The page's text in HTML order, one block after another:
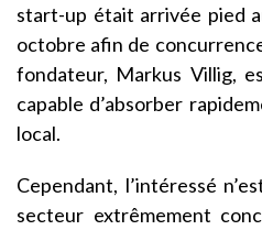
start-up était arrivée pied
octobre afin de
fondateur, Markus Villig,
capable d’absorber
local.
Cependant, l’intéressé
secteur extrêmement